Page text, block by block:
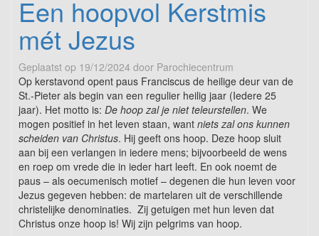
Een hoopvol Kerstmis
mét Jezus
Geplaatst op 19/12/2024 door Parochiecentrum
Op kerstavond opent paus Franciscus de heilige deur van de
St.-Pieter als begin van een regulier heilig jaar (Iedere 25
jaar). Het motto is: De hoop zal je niet teleurstellen. We
mogen positief in het leven staan, want niets zal ons kunnen
scheiden van Christus. Hij geeft ons hoop. Deze hoop sluit
aan bij een verlangen in iedere mens; bijvoorbeeld de wens
en roep om vrede die in ieder hart leeft. En ook noemt de
paus – als oecumenisch motief – degenen die hun leven voor
Jezus gegeven hebben: de martelaren uit de verschillende
christelijke denominaties. Zij getuigen met hun leven dat
Christus onze hoop is! Wij zijn pelgrims van hoop.